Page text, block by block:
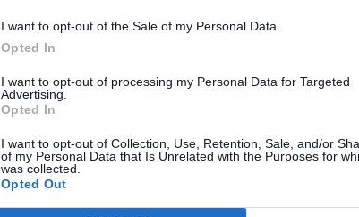
I want to opt-out of the Sale of my Personal Data.
Opted In
I want to opt-out of processing my Personal Data for Targeted
Advertising.
Opted In
I want to opt-out of Collection, Use, Retention, Sale, and/or
of my Personal Data that Is Unrelated with the Purposes for
was collected.
Opted Out
Publicidad